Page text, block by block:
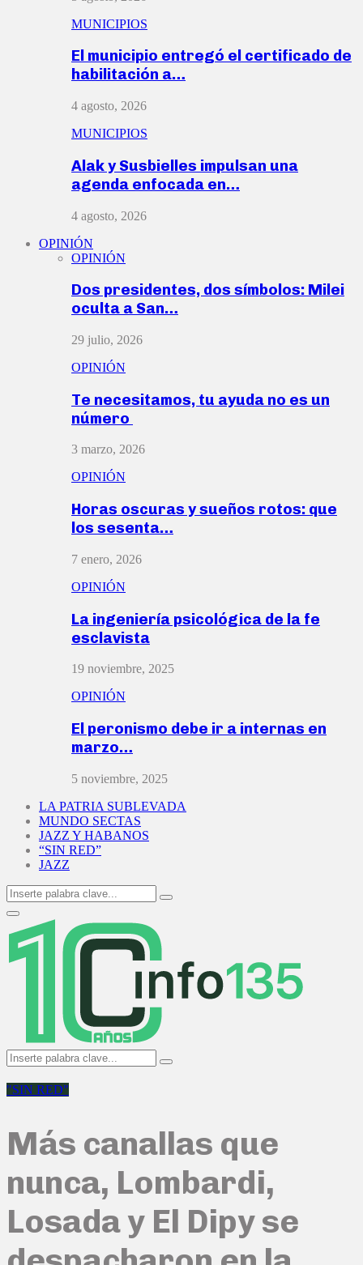
MUNICIPIOS
El municipio entregó el certificado de
habilitación a…
4 agosto, 2026
MUNICIPIOS
Alak y Susbielles impulsan una
agenda enfocada en…
4 agosto, 2026
OPINIÓN
OPINIÓN
Dos presidentes, dos símbolos: Milei
oculta a San…
29 julio, 2026
OPINIÓN
Te necesitamos, tu ayuda no es un
número
3 marzo, 2026
OPINIÓN
Horas oscuras y sueños rotos: que
los sesenta…
7 enero, 2026
OPINIÓN
La ingeniería psicológica de la fe
esclavista
19 noviembre, 2025
OPINIÓN
El peronismo debe ir a internas en
marzo…
5 noviembre, 2025
LA PATRIA SUBLEVADA
MUNDO SECTAS
JAZZ Y HABANOS
“SIN RED”
JAZZ
Search
for:
Search
Primary
Menu
Search
for:
Search
"SIN RED"
Más canallas que
nunca, Lombardi,
Losada y El Dipy se